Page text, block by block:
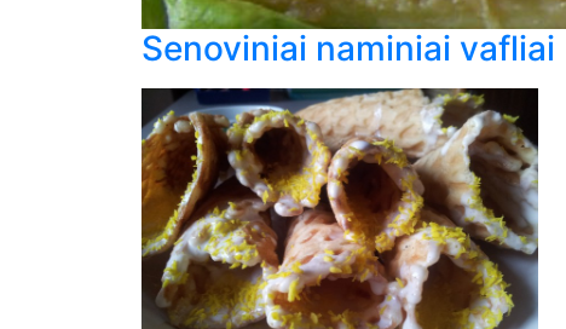
Senoviniai naminiai vafliai